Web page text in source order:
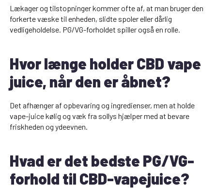
Lækager og tilstopninger kommer ofte af, at man bruger den
forkerte væske til enheden, slidte spoler eller dårlig
vedligeholdelse. PG/VG-forholdet spiller også en rolle.
Hvor længe holder CBD vape
juice, når den er åbnet?
Det afhænger af opbevaring og ingredienser, men at holde
vape-juice kølig og væk fra sollys hjælper med at bevare
friskheden og ydeevnen.
Hvad er det bedste PG/VG-
forhold til CBD-vapejuice?